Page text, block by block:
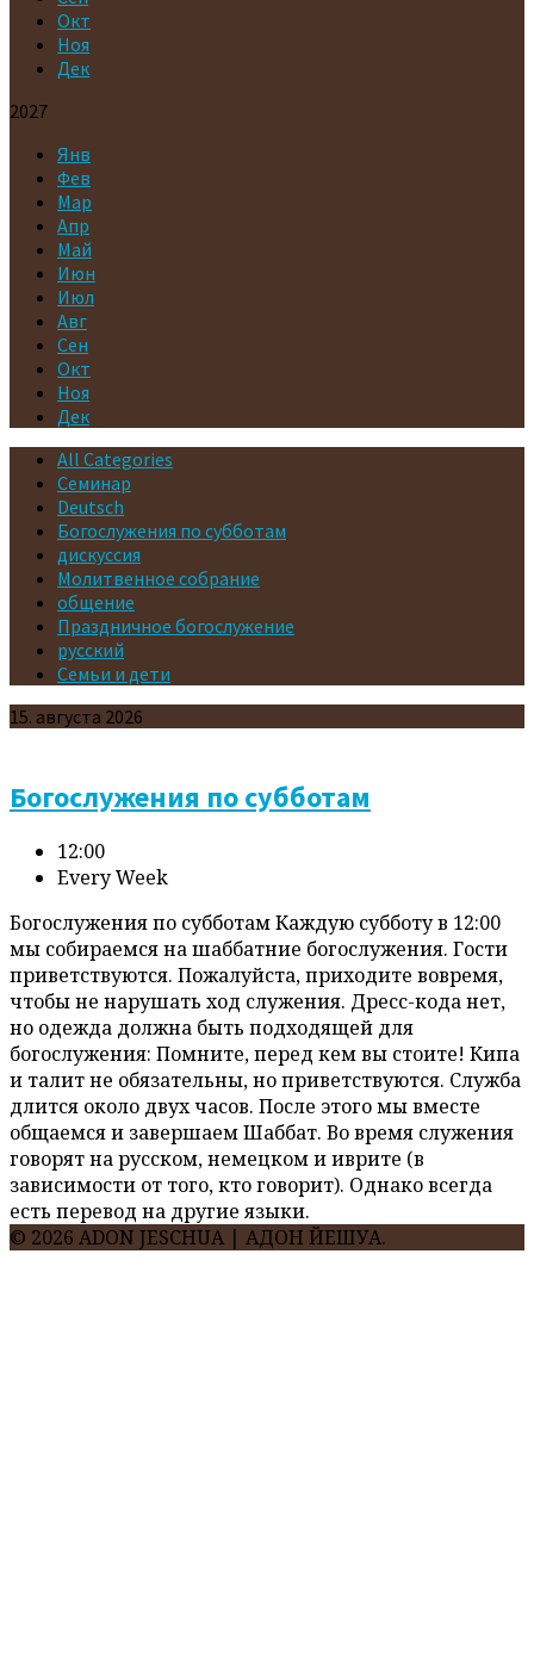
Окт
Ноя
Дек
2027
Янв
Фев
Мар
Апр
Май
Июн
Июл
Авг
Сен
Окт
Ноя
Дек
All Categories
Cеминар
Deutsch
Богослужения по субботам
дискуссия
Молитвенное собрание
общение
Праздничное богослужение
русский
Семьи и дети
Events
15. августа 2026
Богослужения по субботам
12:00
Every Week
Богослужения по субботам Каждую субботу в 12:00
мы собираемся на шаббатние богослужения. Гости
приветствуются. Пожалуйста, приходите вовремя,
чтобы не нарушать ход служения. Дресс-кода нет,
но одежда должна быть подходящей для
богослужения: Помните, перед кем вы стоите! Кипа
и талит не обязательны, но приветствуются. Служба
длится около двух часов. После этого мы вместе
общаемся и завершаем Шаббат. Во время служения
говорят на русском, немецком и иврите (в
зависимости от того, кто говорит). Однако всегда
есть перевод на другие языки.
© 2026 ADON JESCHUA | АДОН ЙЕШУА.